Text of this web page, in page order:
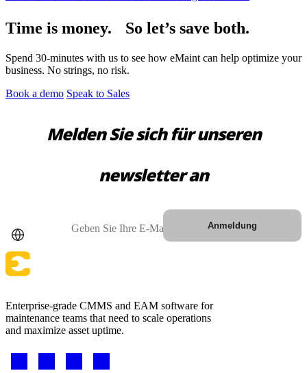
Hierarchien, Historie, Gesamtbetriebskosten
Automobilindustrie
Time is money. So let’s save both.
Spend 30-minutes with us to see how eMaint can help optimize your
business. No strings, no risk.
Book a demo Speak to Sales
Melden Sie sich für unseren
newsletter an
Anmeldung
Enterprise-grade CMMS and EAM software for
maintenance teams that need to scale operations
and maximize asset uptime.
Footer